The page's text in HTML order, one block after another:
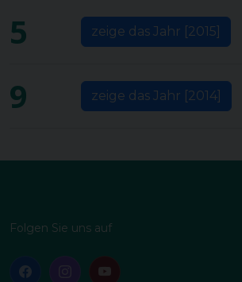
5 zeige das Jahr [2015]
9 zeige das Jahr [2014]
Folgen Sie uns auf